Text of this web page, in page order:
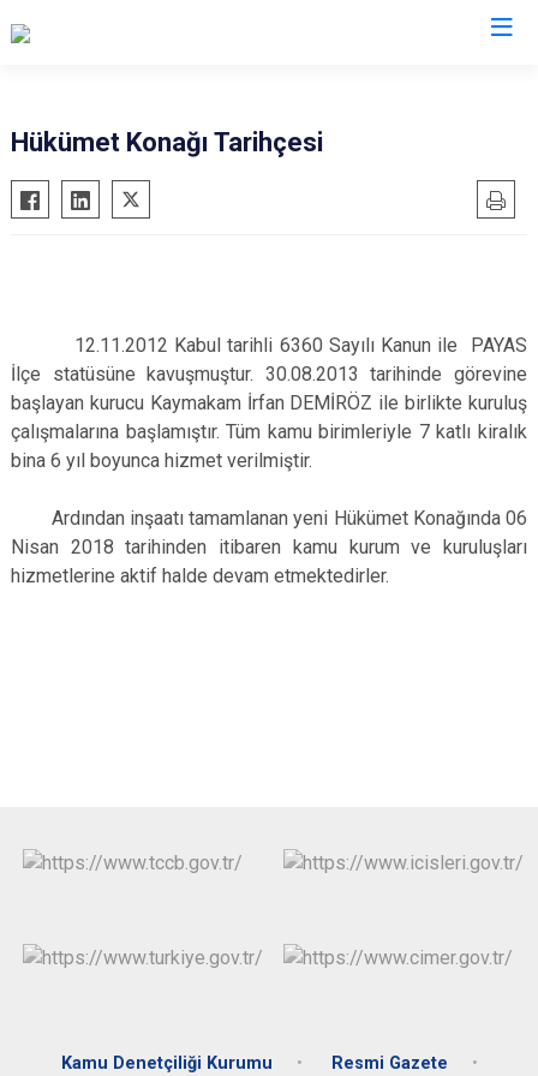
Altınözü
Belen
İskenderun
Kırıkhan
Kumlu
Arsuz
Antakya
Defne
Hükümet Konağı Tarihçesi
12.11.2012 Kabul tarihli 6360 Sayılı Kanun ile PAYAS
İlçe statüsüne kavuşmuştur. 30.08.2013 tarihinde görevine
başlayan kurucu Kaymakam İrfan DEMİRÖZ ile birlikte kuruluş
çalışmalarına başlamıştır. Tüm kamu birimleriyle 7 katlı kiralık
bina 6 yıl boyunca hizmet verilmiştir.
Ardından inşaatı tamamlanan yeni Hükümet Konağında 06
Nisan 2018 tarihinden itibaren kamu kurum ve kuruluşları
hizmetlerine aktif halde devam etmektedirler.
Kamu Denetçiliği Kurumu Resmi Gazete